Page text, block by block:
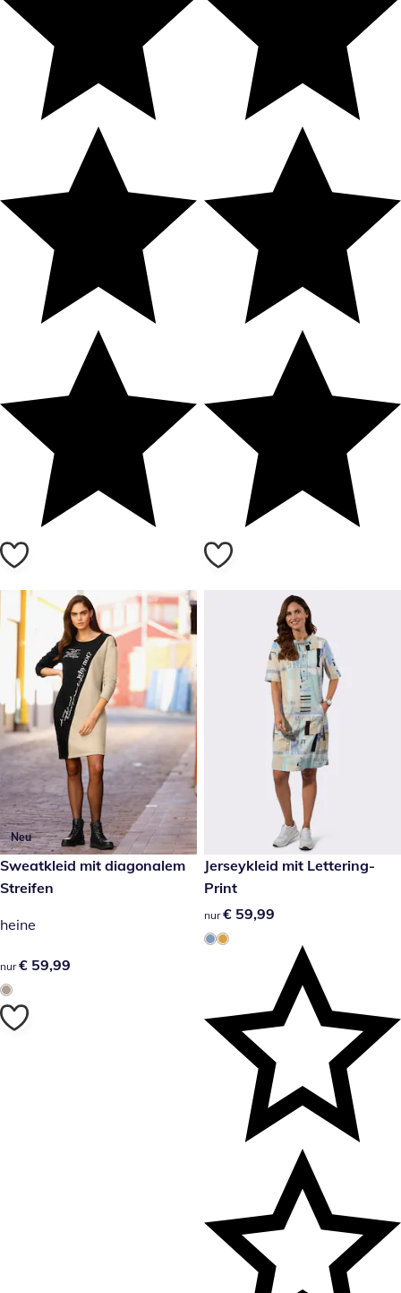
Neu
€ 59,99
Sweatkleid mit diagonalem
Streifen
heine
€ 59,99
nur € 59,99
€ 59,99
Jerseykleid mit Lettering-
Print
€ 59,99
nur € 59,99